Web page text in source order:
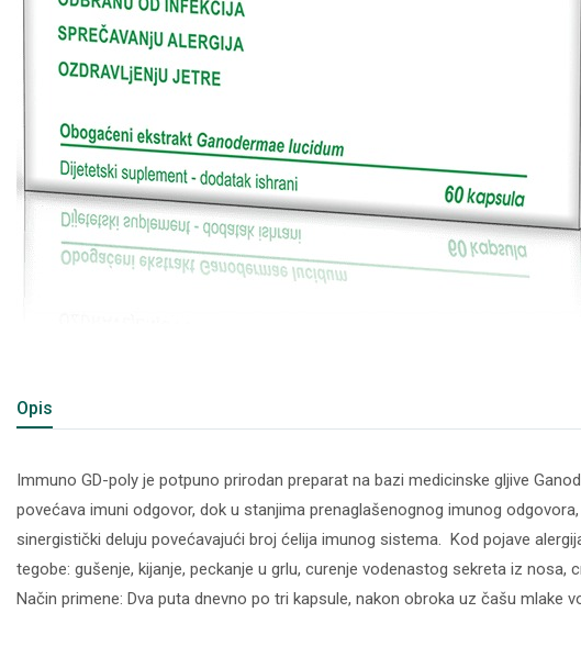
Opis
Immuno GD-poly je potpuno prirodan preparat na bazi medicinske gljive
povećava imuni odgovor, dok u stanjima prenaglašenognog imunog
sinergistički deluju povećavajući broj ćelija imunog sistema. Kod pojave
tegobe: gušenje, kijanje, peckanje u grlu, curenje vodenastog sekreta iz
Način primene: Dva puta dnevno po tri kapsule, nakon obroka uz čašu mlake